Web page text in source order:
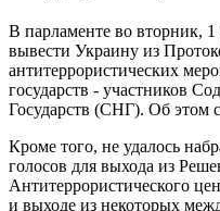
В парламенте во вторник, 1
вывести Украину из
антитеррористических
государств - участников
Государств (СНГ). Об этом
Кроме того, не удалось
голосов для выхода из
Антитеррористического
и выходе из некоторых